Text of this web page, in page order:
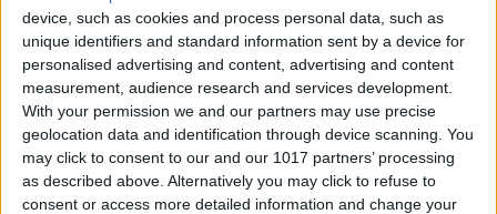
device, such as cookies and process personal data, such as
unique identifiers and standard information sent by a device for
personalised advertising and content, advertising and content
measurement, audience research and services development.
With your permission we and our partners may use precise
geolocation data and identification through device scanning. You
may click to consent to our and our 1017 partners’ processing
as described above. Alternatively you may click to refuse to
consent or access more detailed information and change your
combine menú degustación y espectáculo en
Mallorca, Lío es, sin duda, una de las opciones
más completas y sofisticadas. Una noche aquí
es una celebración de los sentidos, un viaje que
comienza con el primer bocado y culmina en la
pista de baile.